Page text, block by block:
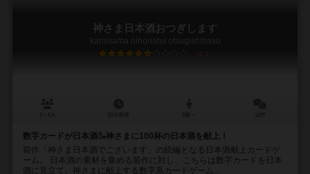
神さま日本酒おつぎします
kamisama nihonshu otsugishmasu
6.5
数字カードが日本酒🍶神さまに100杯の日本酒を献上！
前作「神さま日本酒でございます」の続編となる日本酒献上カードゲ
ーム。 日本酒の素材を集める前作に対し、こちらは数字カードを日本
酒に見立て、神さまに献上する数字系カードゲーム...